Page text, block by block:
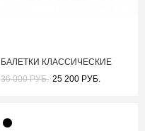
БАЛЕТКИ КЛАССИЧЕСКИЕ
36 000 РУБ. 25 200 РУБ.